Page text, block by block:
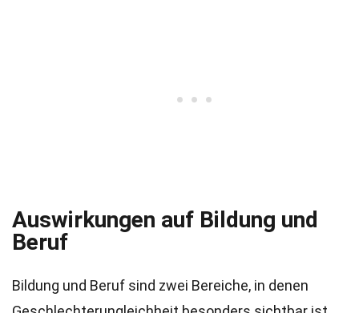
Auswirkungen auf Bildung und
Beruf
Bildung und Beruf sind zwei Bereiche, in denen